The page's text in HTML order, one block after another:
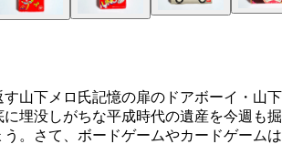
になっている
と「伊東家UNO」
す山下メロ氏記憶の扉のドアボーイ・山下
に埋没しがちな平成時代の遺産を今週も掘
う。さて、ボードゲームやカードゲームは